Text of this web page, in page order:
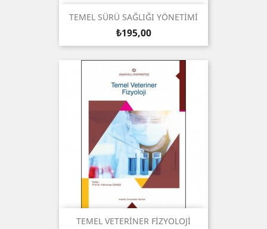
TEMEL SÜRÜ SAĞLIĞI YÖNETİMİ
Fiyat
₺195,00
TEMEL VETERİNER FİZYOLOJİ